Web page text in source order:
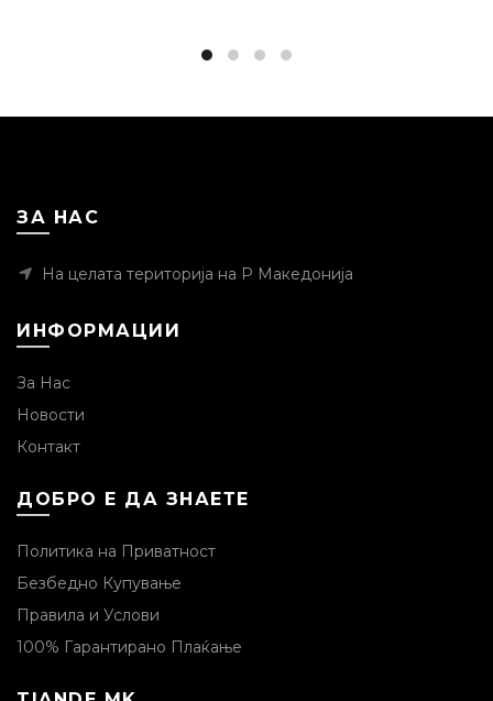
ЗА НАС
На целата територија на Р Македонија
ИНФОРМАЦИИ
За Нас
Новости
Контакт
ДОБРО Е ДА ЗНАЕТЕ
Политика на Приватност
Безбедно Купување
Правила и Услови
100% Гарантирано Плаќање